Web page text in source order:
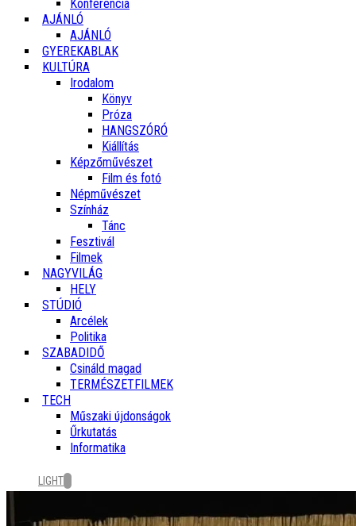
Konferencia
AJÁNLÓ
AJÁNLÓ
GYEREKABLAK
KULTÚRA
Irodalom
Könyv
Próza
HANGSZÓRÓ
Kiállítás
Képzőművészet
Film és fotó
Népművészet
Színház
Tánc
Fesztivál
Filmek
NAGYVILÁG
HELY
STÚDIÓ
Arcélek
Politika
SZABADIDŐ
Csináld magad
TERMÉSZETFILMEK
TECH
Műszaki újdonságok
Űrkutatás
Informatika
LIGHT